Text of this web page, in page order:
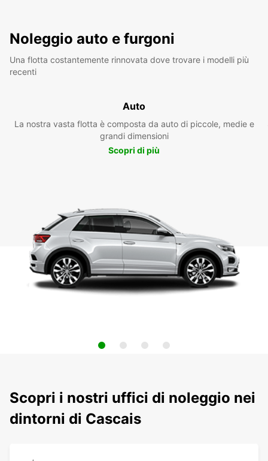
Noleggio auto e furgoni
Una flotta costantemente rinnovata dove trovare i modelli più
recenti
Auto
La nostra vasta flotta è composta da auto di piccole, medie e
grandi dimensioni
Scopri di più
Scopri i nostri uffici di noleggio nei
dintorni di Cascais